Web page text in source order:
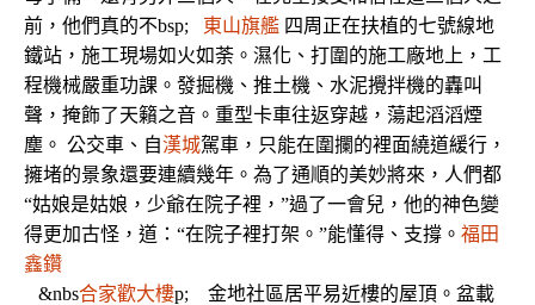
前，他們真的不bsp; 東山旗艦 四周正在扶植的七號線地
鐵站，施工現場如火如荼。濕化、打圍的施工廠地上，工
程機械嚴重功課。發掘機、推土機、水泥攪拌機的轟叫
聲，掩飾了天籟之音。重型卡車往返穿越，蕩起滔滔煙
塵。 公交車、自漢城駕車，只能在圍攔的裡面繞道緩行，
擁堵的景象還要連續幾年。為了通順的美妙將來，人們都
“姑娘是姑娘，少爺在院子裡，”過了一會兒，他的神色變
得更加古怪，道：“在院子裡打架。”能懂得、支撐。 福田
鑫鑽
&nbs合家歡大樓p; 金地社區居平易近樓的屋頂。盆載